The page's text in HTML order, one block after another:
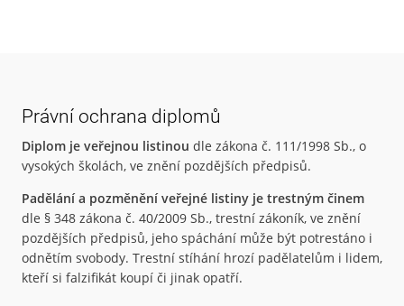
Právní ochrana diplomů
Diplom je veřejnou listinou dle zákona č. 111/1998 Sb., o
vysokých školách, ve znění pozdějších předpisů.
Padělání a pozměnění veřejné listiny je trestným činem
dle § 348 zákona č. 40/2009 Sb., trestní zákoník, ve znění
pozdějších předpisů, jeho spáchání může být potrestáno i
odnětím svobody. Trestní stíhání hrozí padělatelům i lidem,
kteří si falzifikát koupí či jinak opatří.